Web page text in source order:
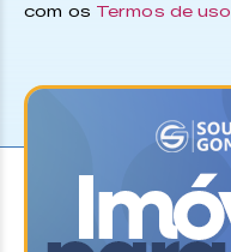
com os Termos de uso